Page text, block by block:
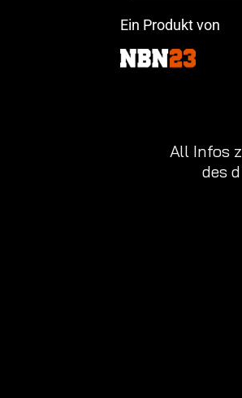
Ein Produkt von
All Infos
des